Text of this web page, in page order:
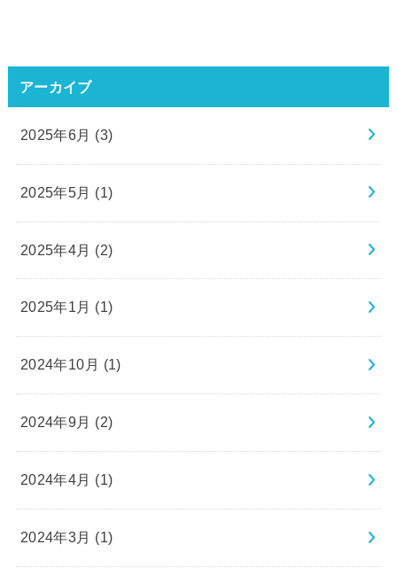
アーカイブ
2025年6月 (3)
2025年5月 (1)
2025年4月 (2)
2025年1月 (1)
2024年10月 (1)
2024年9月 (2)
2024年4月 (1)
2024年3月 (1)